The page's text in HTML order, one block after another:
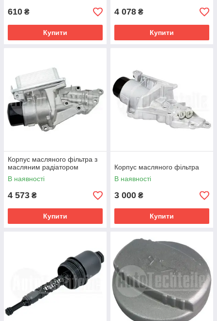
610 ₴
Купити
4 078 ₴
Купити
Корпус масляного фільтра з
масляним радіатором
В наявності
4 573 ₴
Купити
Корпус масляного фільтра
В наявності
3 000 ₴
Купити